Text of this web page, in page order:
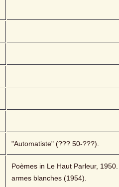
"Automatiste" (??? 50-???).
Poèmes in Le Haut Parleur,
armes blanches (1954).